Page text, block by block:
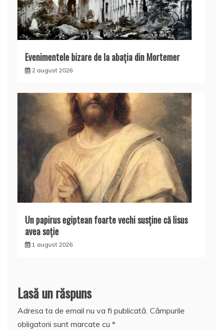
Evenimentele bizare de la abaţia din Mortemer
2 august 2026
Un papirus egiptean foarte vechi susţine că Iisus
avea soţie
1 august 2026
Lasă un răspuns
Adresa ta de email nu va fi publicată. Câmpurile
obligatorii sunt marcate cu *